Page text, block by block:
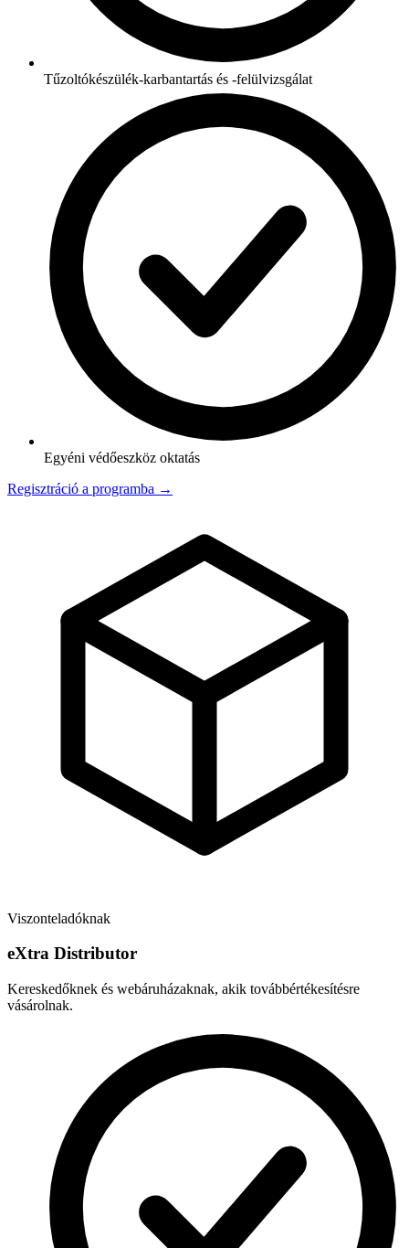
Tűzoltókészülék-karbantartás és -felülvizsgálat
Egyéni védőeszköz oktatás
Regisztráció a programba →
Viszonteladóknak
eXtra Distributor
Kereskedőknek és webáruházaknak, akik továbbértékesítésre
vásárolnak.